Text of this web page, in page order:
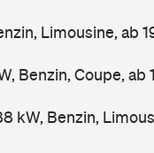
Limousine, ab
Benzin, Coupe, ab
kW, Benzin,